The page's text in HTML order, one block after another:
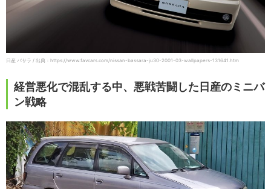
日産 バサラ / 出典：https://www.favcars.com/nissan-bassara-ju30-2001-03-wallpapers-131641.htm
経営悪化で混乱する中、悪戦苦闘した日産のミニバ
ン戦略